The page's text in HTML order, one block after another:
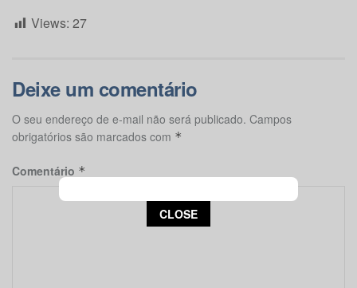
Views: 27
Deixe um comentário
O seu endereço de e-mail não será publicado. Campos
obrigatórios são marcados com *
Comentário *
This popup will close in:
CLOSE